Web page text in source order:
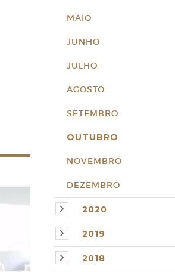
MAIO
JUNHO
JULHO
AGOSTO
SETEMBRO
OUTUBRO
NOVEMBRO
DEZEMBRO
2020
2019
2018